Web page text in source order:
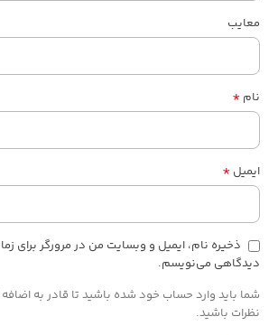
معایب
نام *
ایمیل *
ذخیره نام، ایمیل و وبسایت من در مرورگر برای
دیدگاهی می‌نویسم.
شما باید وارد حساب خود شده باشید تا قادر به
نظرات باشید.